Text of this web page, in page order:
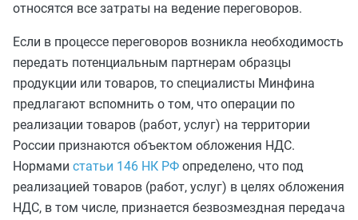
относятся все затраты на ведение переговоров.
Если в процессе переговоров возникла необходимость
передать потенциальным партнерам образцы
продукции или товаров, то специалисты Минфина
предлагают вспомнить о том, что операции по
реализации товаров (работ, услуг) на территории
России признаются объектом обложения НДС.
Нормами статьи 146 НК РФ определено, что под
реализацией товаров (работ, услуг) в целях обложения
НДС, в том числе, признается безвозмездная передача